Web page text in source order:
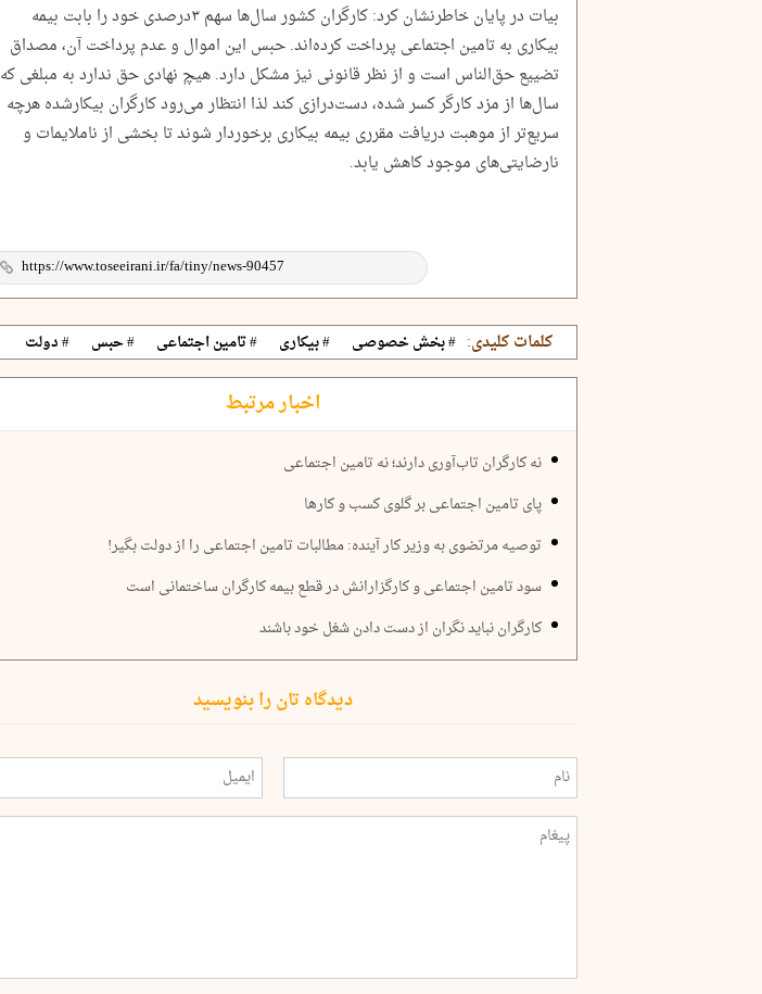
بیات در پایان خاطرنشان کرد: کارگران کشور سال‌ها سهم ۳درصدی خود را بابت بیمه
بیکاری به تامین اجتماعی پرداخت کرده‌اند. حبس این اموال و عدم پرداخت آن، مصداق
تضییع حق‌الناس است و از نظر قانونی نیز مشکل دارد. هیچ نهادی حق ندارد به مبلغی که
سال‌ها از مزد کارگر کسر شده، دست‌درازی کند لذا انتظار می‌رود کارگران بیکارشده هرچه
سریع‌تر از موهبت دریافت مقرری بیمه بیکاری برخوردار شوند تا بخشی از ناملایمات و
نارضایتی‌های موجود کاهش یابد.
کلمات کلیدی: # بخش خصوصی # بیکاری # تامین اجتماعی # حبس # دولت
اخبار مرتبط
نه کارگران تاب‌آوری دارند؛ نه تامین اجتماعی
پای تامین اجتماعی بر گلوی کسب و کارها
توصیه مرتضوی به وزیر کار آینده: مطالبات تامین اجتماعی را از دولت بگیر!
سود تامین اجتماعی و کارگزارانش در قطع بیمه کارگران ساختمانی است
کارگران نباید نگران از دست دادن شغل خود باشند
دیدگاه تان را بنویسید